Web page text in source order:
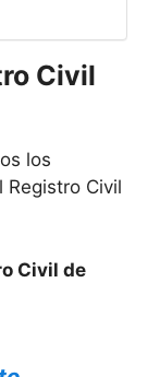
Civil
los
Civil
Civil de